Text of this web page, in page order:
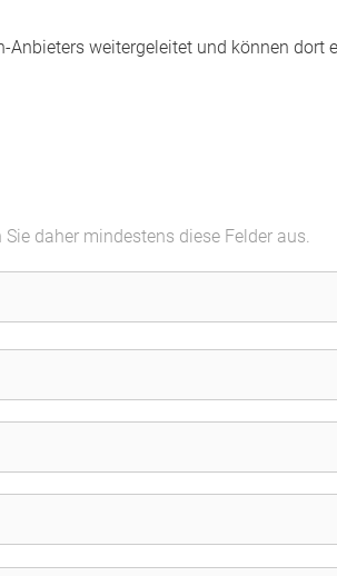
Anbieters weitergeleitet und können dort
daher mindestens diese Felder aus.